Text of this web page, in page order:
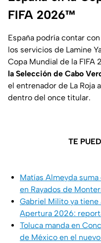
FIFA 2026™
España podría contar
los servicios de Lamine
Copa Mundial de la FIFA
la Selección de Cabo
el entrenador de La Roja
dentro del once titular.
TE
Matías Almeyda
en Rayados de
Gabriel Milito ya
Apertura 2026:
Toluca manda en
de México en el